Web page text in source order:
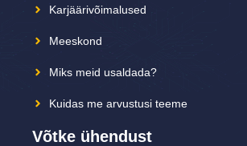
Karjäärivõimalused
Meeskond
Miks meid usaldada?
Kuidas me arvustusi teeme
Võtke ühendust